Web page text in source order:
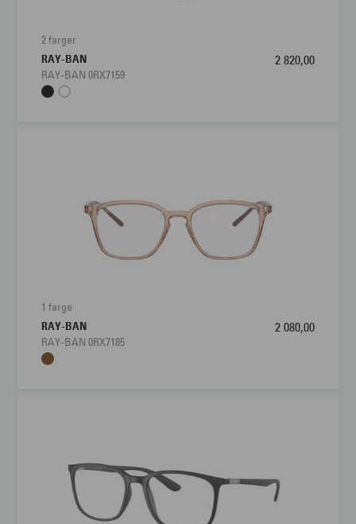
2 farger
RAY-BAN
RAY-BAN 0RX7159
2 820,00
1 farge
RAY-BAN
RAY-BAN 0RX7185
2 080,00